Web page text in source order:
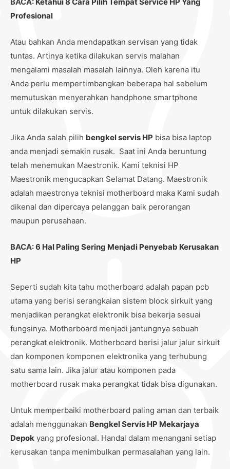
Profesional
Atau bahkan Anda mendapatkan servisan yang tidak
tuntas. Artinya ketika dilakukan servis malahan
mengalami masalah masalah lainnya. Oleh karena itu
Anda perlu mempertimbangkan beberapa hal sebelum
memutuskan menyerahkan handphone smartphone
untuk dilakukan servis.
Jika Anda salah pilih bengkel servis HP bisa bisa laptop
anda menjadi semakin rusak. Saat ini Anda beruntung
telah menemukan Maestronik. Kami teknisi HP
Maestronik mengucapkan Selamat Datang. Maestronik
adalah maestronya teknisi motherboard maka Kami sudah
dikenal dan dipercaya pelanggan baik perorangan
maupun perusahaan.
BACA:6 Hal Paling Sering Menjadi Penyebab Kerusakan
HP
Seperti sudah kita tahu motherboard adalah papan pcb
utama yang berisi serangkaian sistem block sirkuit yang
menjadikan perangkat elektronik bisa bekerja sesuai
fungsinya. Motherboard menjadi jantungnya sebuah
perangkat elektronik. Motherboard berisi jalur jalur sirkuit
dan komponen komponen elektronika yang terhubung
satu sama lain. Jika jalur atau komponen pada
motherboard rusak maka perangkat tidak bisa digunakan.
Untuk memperbaiki motherboard paling aman dan terbaik
adalah menggunakan Bengkel Servis HP Mekarjaya
Depok yang profesional. Handal dalam menangani setiap
kerusakan tanpa menimbulkan permasalahan yang lain.